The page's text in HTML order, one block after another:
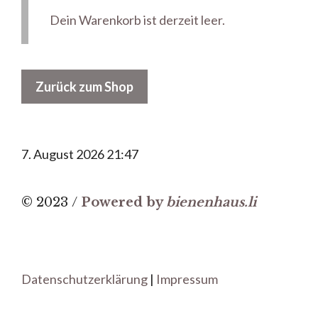
Dein Warenkorb ist derzeit leer.
Zurück zum Shop
7. August 2026 21:47
© 2023 / Powered bybienenhaus.li
Datenschutzerklärung | Impressum